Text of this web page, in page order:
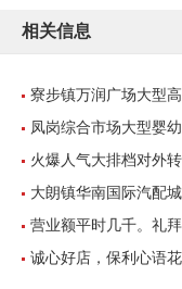
相关信息
寮步镇万润广场大型
吧转让-东莞找店网
凤岗综合市场大型婴
泳馆转让-东莞找店网
火爆人气大排档对外
转让
大朗镇华南国际汽配
六年老店转让-已转让
营业额平时几千。礼
万【土猪鸡鸭肉档】
诚心好店，保利心语